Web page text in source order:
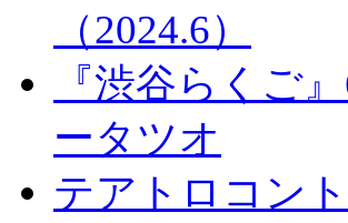
（2024.6）
『渋谷らくご
ータツオ
テアトロコン